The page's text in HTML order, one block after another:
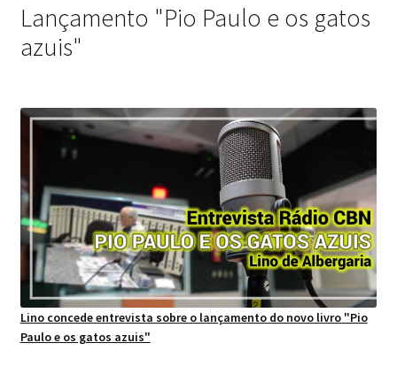
Lançamento "Pio Paulo e os gatos
azuis"
Lino concede entrevista sobre o lançamento do novo livro "Pio
Paulo e os gatos azuis"